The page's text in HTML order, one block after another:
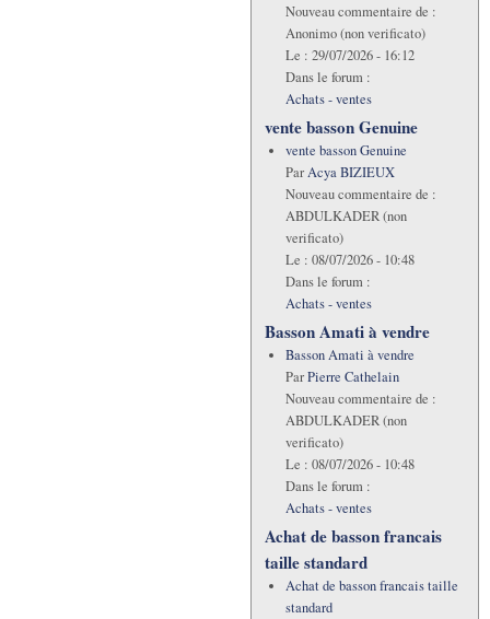
Nouveau commentaire de :
Anonimo (non verificato)
Le : 29/07/2026 - 16:12
Dans le forum :
Achats - ventes
vente basson Genuine
vente basson Genuine
ParAcya BIZIEUX
Nouveau commentaire de :
ABDULKADER (non
verificato)
Le : 08/07/2026 - 10:48
Dans le forum :
Achats - ventes
Basson Amati à vendre
Basson Amati à vendre
ParPierre Cathelain
Nouveau commentaire de :
ABDULKADER (non
verificato)
Le : 08/07/2026 - 10:48
Dans le forum :
Achats - ventes
Achat de basson francais
taille standard
Achat de basson francais taille
standard